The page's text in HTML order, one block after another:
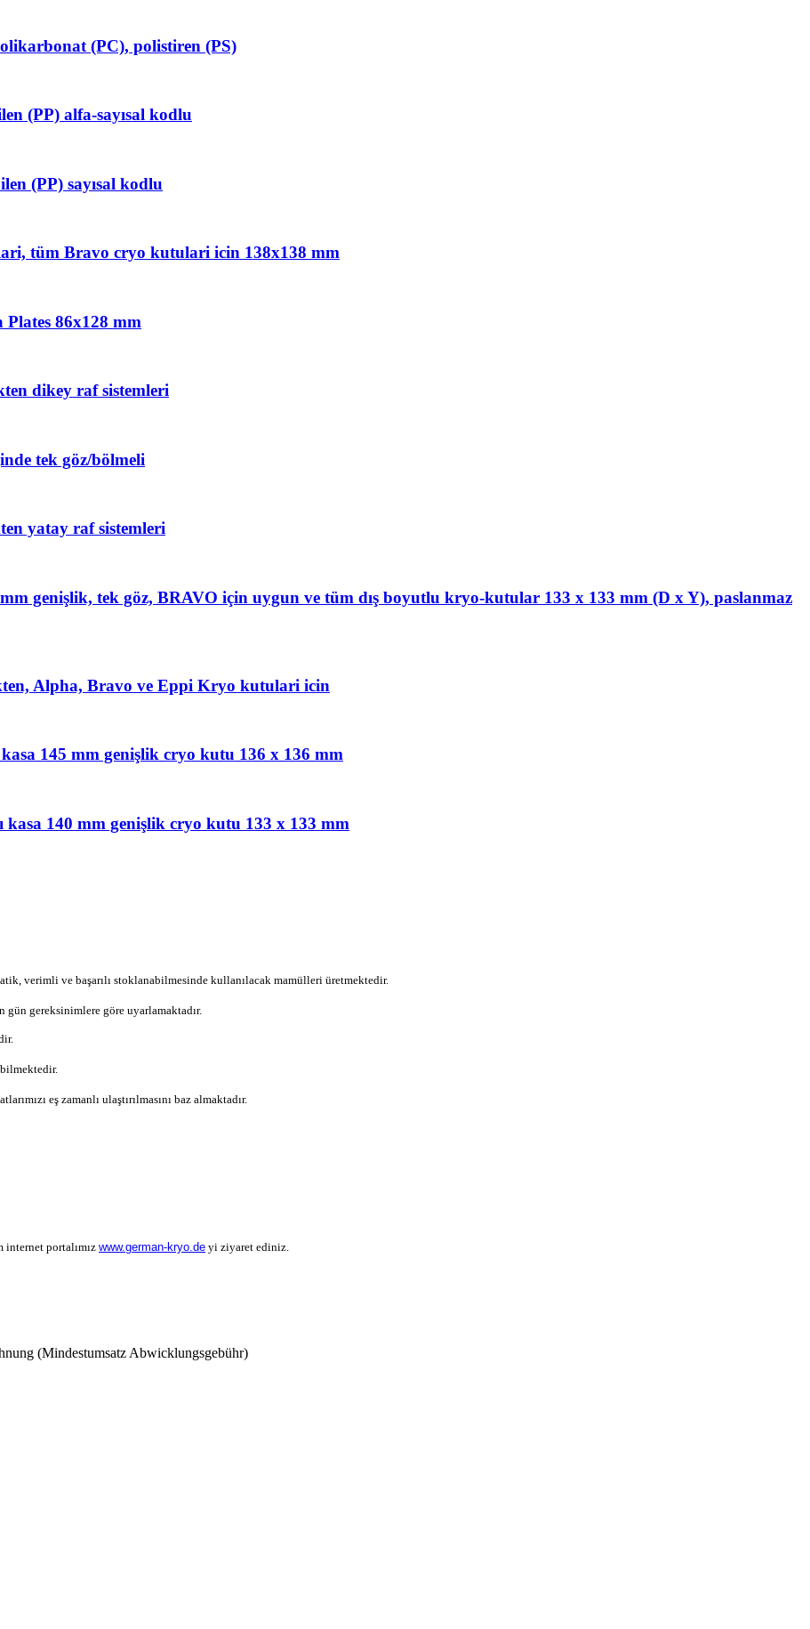
(PC), polistiren (PS)
(PP) alfa-sayısal kodlu
(PP) sayısal kodlu
tüm Bravo cryo kutulari icin 138x138 mm
86x128 mm
dikey raf sistemleri
tek göz/bölmeli
yatay raf sistemleri
genişlik, tek göz, BRAVO için uygun ve tüm dış boyutlu kryo-kutular 133 x 133 mm (D x Y), paslanmaz
Alpha, Bravo ve Eppi Kryo kutulari icin
145 mm genişlik cryo kutu 136 x 136 mm
kasa 140 mm genişlik cryo kutu 133 x 133 mm
verimli ve başarılı stoklanabilmesinde kullanılacak mamülleri üretmektedir.
gün gereksinimlere göre uyarlamaktadır.
eş zamanlı ulaştırılmasını baz almaktadır.
internet portalımız www.german-kryo.de yi ziyaret ediniz.